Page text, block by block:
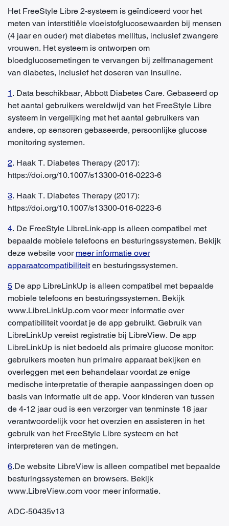
Het FreeStyle Libre 2-systeem is geïndiceerd voor het
meten van interstitiële vloeistofglucosewaarden bij mensen
(4 jaar en ouder) met diabetes mellitus, inclusief zwangere
vrouwen. Het systeem is ontworpen om
bloedglucosemetingen te vervangen bij zelfmanagement
van diabetes, inclusief het doseren van insuline.
1 . Data beschikbaar, Abbott Diabetes Care. Gebaseerd op
het aantal gebruikers wereldwijd van het FreeStyle Libre
systeem in vergelijking met het aantal gebruikers van
andere, op sensoren gebaseerde, persoonlijke glucose
monitoring systemen.
2. Haak T. Diabetes Therapy (2017):
https://doi.org/10.1007/s13300-016-0223-6
3. Haak T. Diabetes Therapy (2017):
https://doi.org/10.1007/s13300-016-0223-6
4. De FreeStyle LibreLink-app is alleen compatibel met
bepaalde mobiele telefoons en besturingssystemen. Bekijk
deze website voor meer informatie over
apparaatcompatibiliteiten besturingssystemen.
5 De app LibreLinkUp is alleen compatibel met bepaalde
mobiele telefoons en besturingssystemen. Bekijk
www.LibreLinkUp.com voor meer informatie over
compatibiliteit voordat je de app gebruikt. Gebruik van
LibreLinkUp vereist registratie bij LibreView. De app
LibreLinkUp is niet bedoeld als primaire glucose monitor:
gebruikers moeten hun primaire apparaat bekijken en
overleggen met een behandelaar voordat ze enige
medische interpretatie of therapie aanpassingen doen op
basis van informatie uit de app. Voor kinderen van tussen
de 4-12 jaar oud is een verzorger van tenminste 18 jaar
verantwoordelijk voor het overzien en assisteren in het
gebruik van het FreeStyle Libre systeem en het
interpreteren van de metingen.
6.De website LibreView is alleen compatibel met bepaalde
besturingssystemen en browsers. Bekijk
www.LibreView.com voor meer informatie.
ADC-50435v13